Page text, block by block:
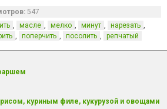
547
, масле , мелко , минут , нарезать ,
, поперчить , посолить , репчатый
рисом, куриным филе, кукурузой и овощами